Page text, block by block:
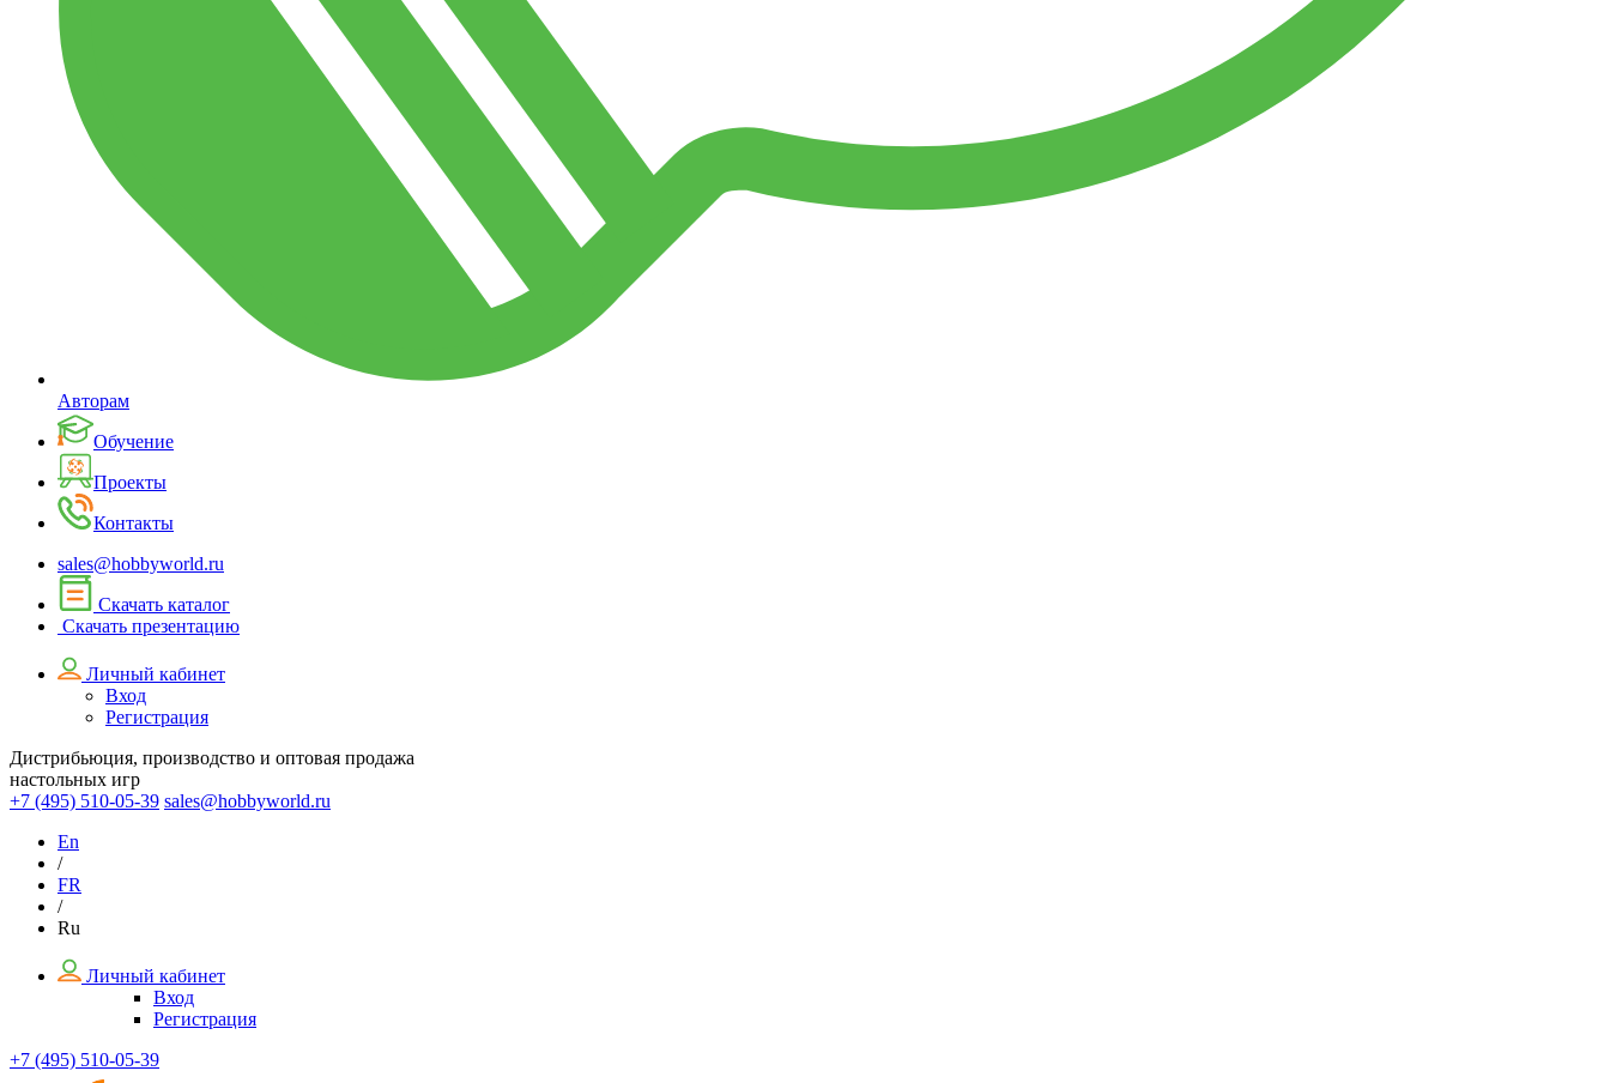
Авторам
Обучение
Проекты
Контакты
sales@hobbyworld.ru
Скачать каталог
Скачать презентацию
Личный кабинет
Вход
Регистрация
Дистрибьюция, производство и оптовая продажа
настольных игр
+7 (495) 510-05-39 sales@hobbyworld.ru
En
/
FR
/
Ru
Личный кабинет
Вход
Регистрация
+7 (495) 510-05-39